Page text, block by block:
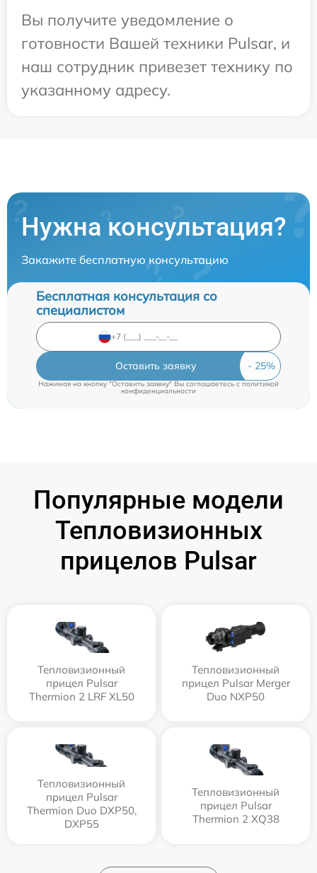
Вы получите уведомление о
готовности Вашей техники Pulsar, и
наш сотрудник привезет технику по
указанному адресу.
Нужна консультация?
Закажите бесплатную консультацию
Бесплатная консультация со
специалистом
Оставить заявку
Нажимая на кнопку "Оставить заявку" Вы соглашаетесь cполитикой
конфиденциальности
Популярные модели
Тепловизионных
прицелов Pulsar
Тепловизионный
прицел Pulsar
Thermion 2 LRF XL50
Тепловизионный
прицел Pulsar Merger
Duo NXP50
Тепловизионный
прицел Pulsar
Thermion Duo DXP50,
DXP55
Тепловизионный
прицел Pulsar
Thermion 2 XQ38